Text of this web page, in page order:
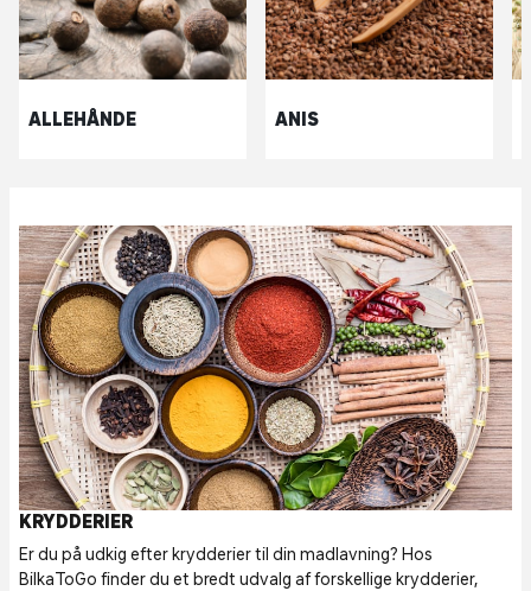
ALLEHÅNDE ANIS
KRYDDERIER
Er du på udkig efter krydderier til din madlavning? Hos
BilkaToGo finder du et bredt udvalg af forskellige krydderier,